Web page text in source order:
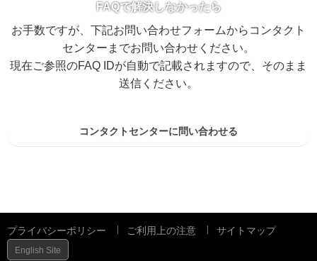
FAQで解決しなかったら
お手数ですが、下記お問い合わせフォームからコンタクト
センターまでお問い合わせください。
現在ご参照のFAQ IDが自動で記載されますので、そのまま
送信ください。
コンタクトセンターに問い合わせる
プライバシーポリシー ご利用上の注意 サイトマップ
English Site